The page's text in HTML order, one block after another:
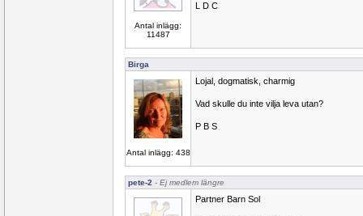
Antal inlägg:
11487
L D C
Birga
Antal inlägg: 438
Lojal, dogmatisk, charmig
Vad skulle du inte vilja leva utan?
P B S
pete-2 - Ej medlem längre
Partner Barn Sol